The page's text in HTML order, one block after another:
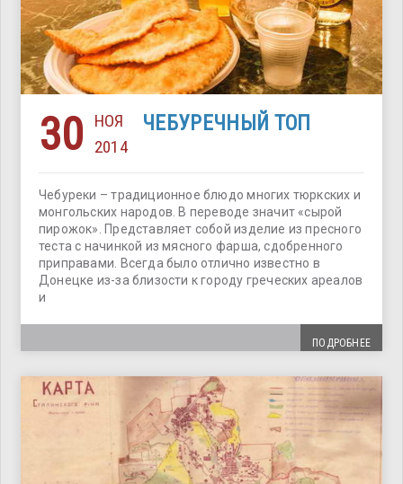
30
НОЯ
2014
ЧЕБУРЕЧНЫЙ ТОП
Чебуреки – традиционное блюдо многих тюркских и
монгольских народов. В переводе значит «сырой
пирожок». Представляет собой изделие из пресного
теста с начинкой из мясного фарша, сдобренного
приправами. Всегда было отлично известно в
Донецке из-за близости к городу греческих ареалов
и
ПОДРОБНЕЕ